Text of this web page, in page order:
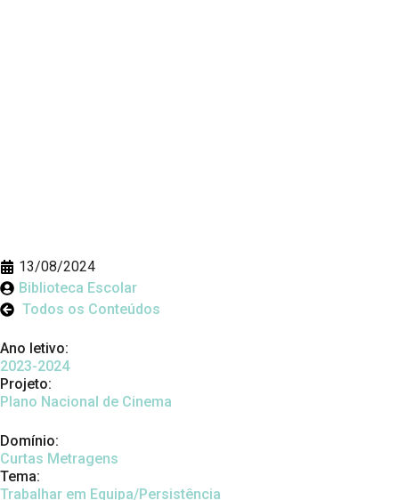
13/08/2024
Biblioteca Escolar
Todos os Conteúdos
Ano letivo:
2023-2024
Projeto:
Plano Nacional de Cinema
Domínio:
Curtas Metragens
Tema:
Trabalhar em Equipa/Persistência